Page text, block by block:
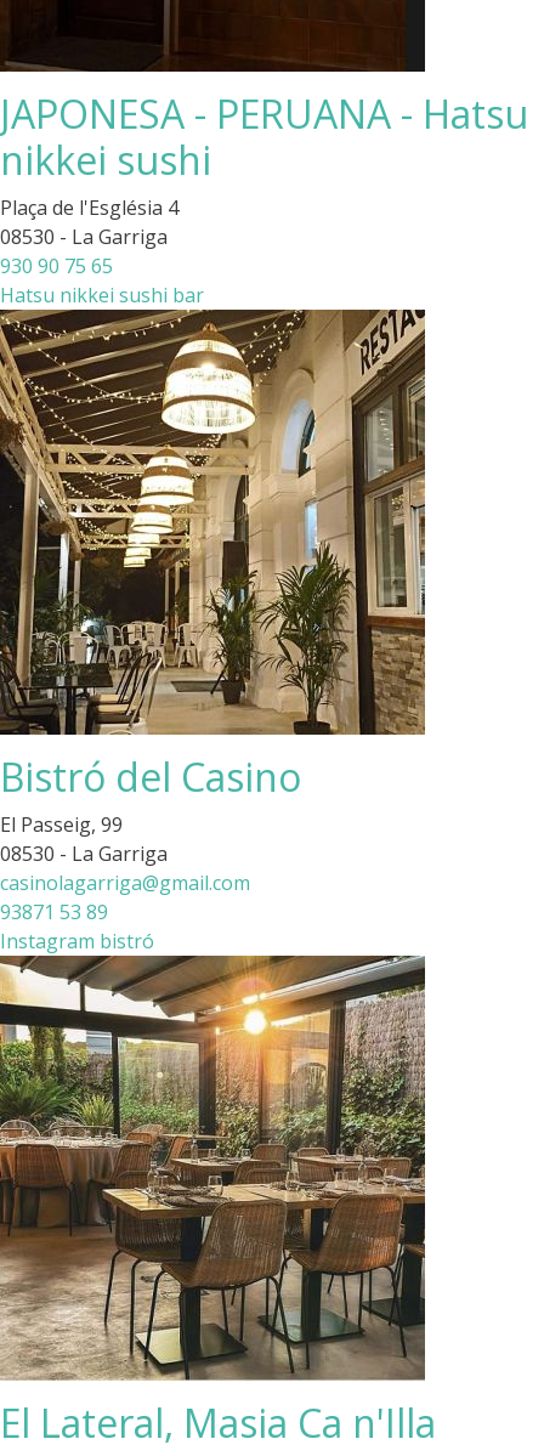
JAPONESA - PERUANA - Hatsu
nikkei sushi
Plaça de l'Església 4
08530 - La Garriga
930 90 75 65
Hatsu nikkei sushi bar
Bistró del Casino
El Passeig, 99
08530 - La Garriga
casinolagarriga@gmail.com
93871 53 89
Instagram bistró
El Lateral, Masia Ca n'Illa